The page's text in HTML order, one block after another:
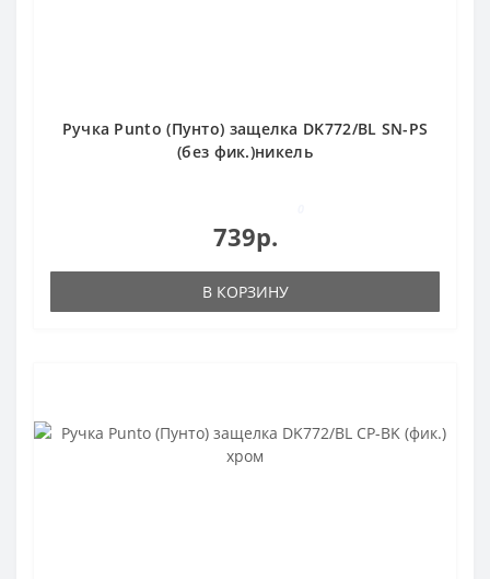
Ручка Punto (Пунто) защелка DK772/BL SN-PS
(без фик.)никель
739р.
В КОРЗИНУ